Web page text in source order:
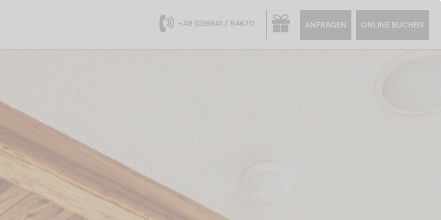
+49 (0)9941 / 94670 ANFRAGEN ONLINE BUCHEN